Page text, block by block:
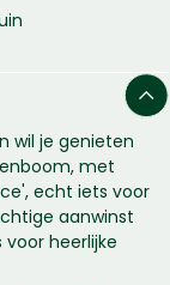
wil je genieten
met
echt iets voor
aanwinst
heerlijke